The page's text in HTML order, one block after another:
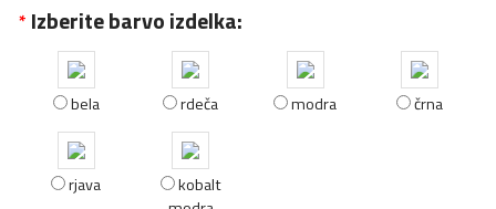
* Izberite barvo izdelka:
bela rdeča modra črna
rjava
kobalt